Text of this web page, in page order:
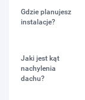
Gdzie planujesz
instalacje?
Jaki jest kąt
nachylenia
dachu?